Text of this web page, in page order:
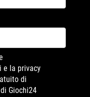
e la privacy
di
Giochi24